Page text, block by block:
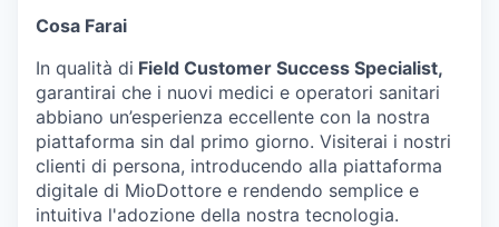
Cosa Farai
In qualità di Field Customer Success Specialist,
garantirai che i nuovi medici e operatori sanitari
abbiano un’esperienza eccellente con la nostra
piattaforma sin dal primo giorno. Visiterai i nostri
clienti di persona, introducendo alla piattaforma
digitale di MioDottore e rendendo semplice e
intuitiva l'adozione della nostra tecnologia.